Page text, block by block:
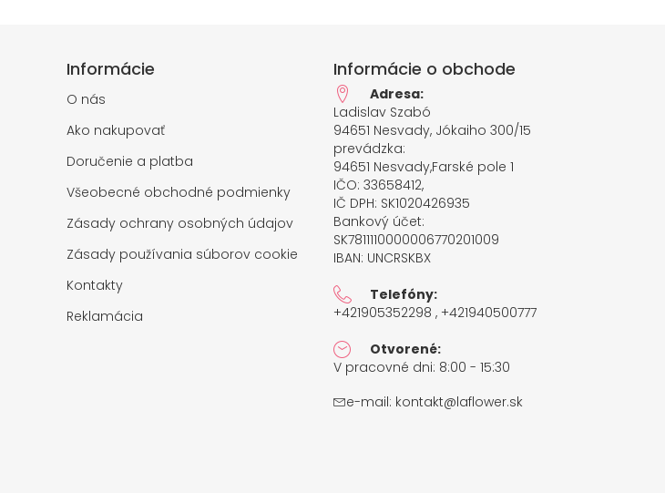
Informácie
O nás
Ako nakupovať
Doručenie a platba
Všeobecné obchodné podmienky
Zásady ochrany osobných údajov
Zásady používania súborov cookie
Kontakty
Reklamácia
Informácie o obchode
Adresa:
Ladislav Szabó
94651 Nesvady, Jókaiho 300/15
prevádzka:
94651 Nesvady,Farské pole 1
IČO: 33658412,
IČ DPH: SK1020426935
Bankový účet:
SK7811110000006770201009
IBAN: UNCRSKBX
Telefóny:
+421905352298 , +421940500777
Otvorené:
V pracovné dni: 8:00 - 15:30
e-mail: kontakt@laflower.sk